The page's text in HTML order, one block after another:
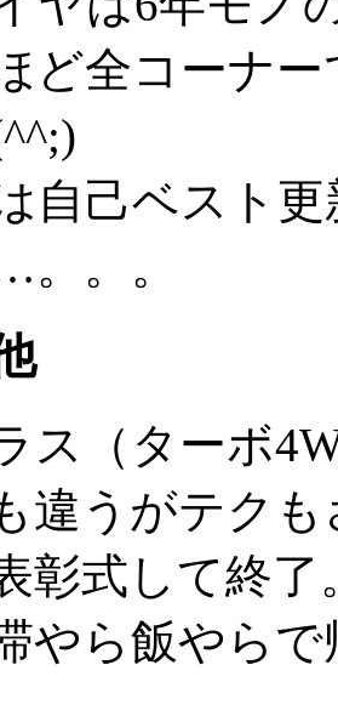
ど全コーナー
自己ベスト
。。。
ス（ターボ
違うがテクも
彰式して終了
やら飯やら